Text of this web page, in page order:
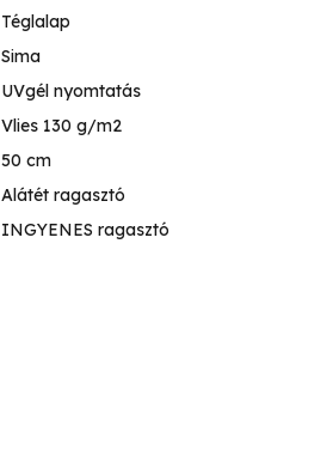
Téglalap
Sima
UVgél nyomtatás
Vlies 130 g/m2
50 cm
Alátét ragasztó
INGYENES ragasztó